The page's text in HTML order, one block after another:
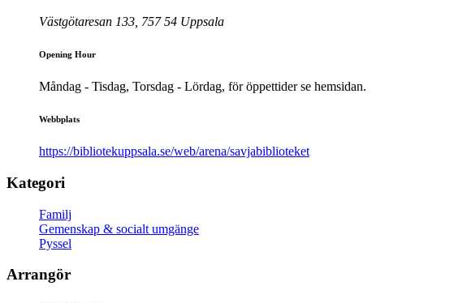
Västgötaresan 133, 757 54 Uppsala
Opening Hour
Måndag - Tisdag, Torsdag - Lördag, för öppettider se hemsidan.
Webbplats
https://bibliotekuppsala.se/web/arena/savjabiblioteket
Kategori
Familj
Gemenskap & socialt umgänge
Pyssel
Arrangör